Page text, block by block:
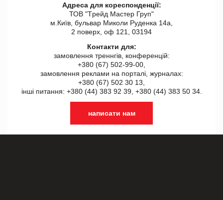
Адреса для кореспонденції:
ТОВ "Tрейд Мастер Груп"
м.Київ, бульвар Миколи Руденка 14а,
2 поверх, оф 121, 03194
Контакти для:
замовлення треннгів, конференцій:
+380 (67) 502-99-00,
замовлення реклами на порталі, журналах:
+380 (67) 502 30 13,
інші питання: +380 (44) 383 92 39, +380 (44) 383 50 34.
написати нам